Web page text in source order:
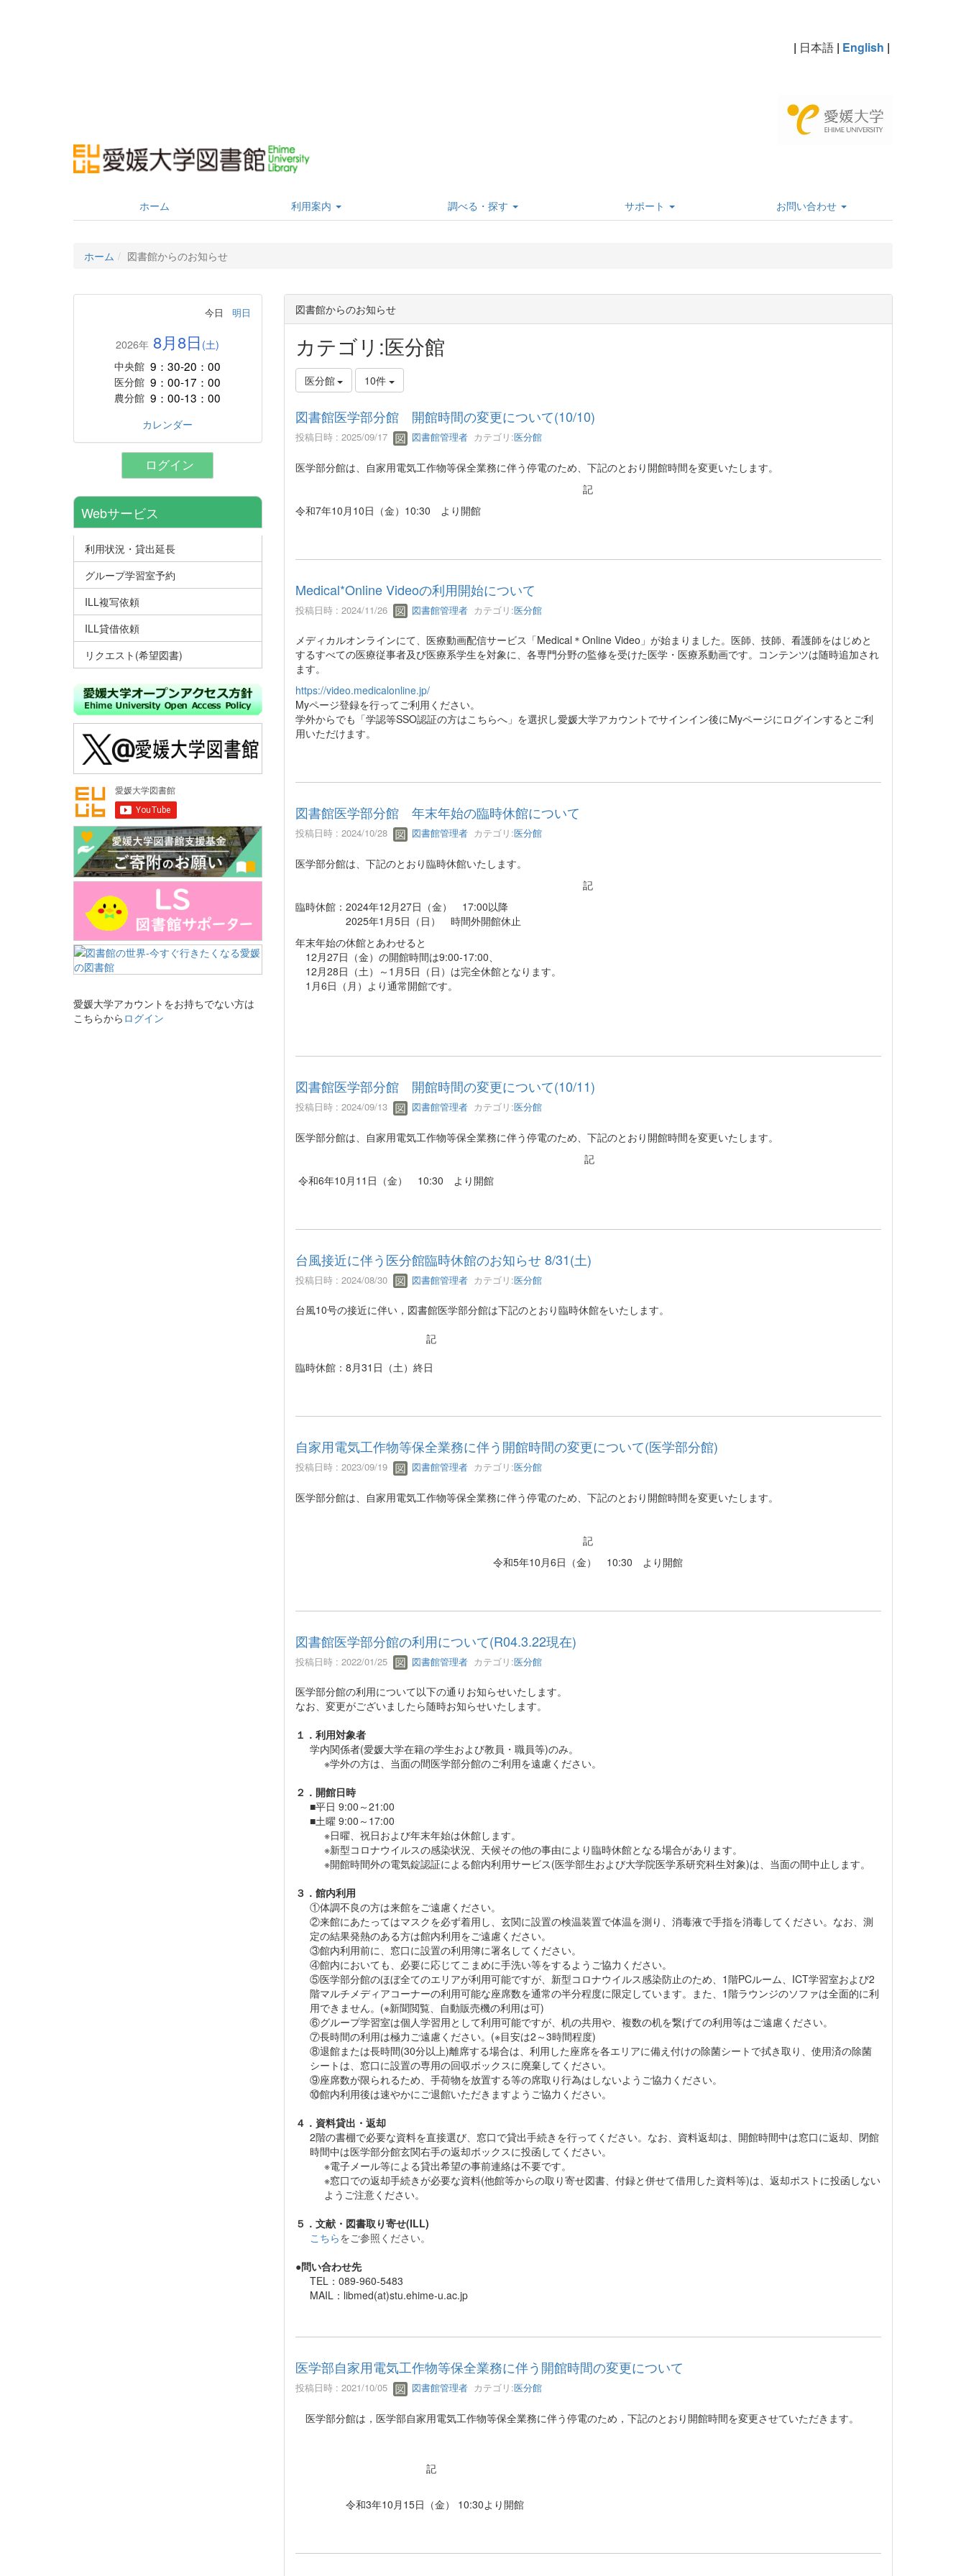
| 日本語 | English |
ホーム 利用案内 調べる・探す サポート お問い合わせ
ホーム 図書館からのお知らせ
図書館からのお知らせ
カテゴリ:医分館
医分館 10件
図書館医学部分館 開館時間の変更について(10/10)
投稿日時 : 2025/09/17 図書館管理者カテゴリ:医分館
医学部分館は、自家用電気工作物等保全業務に伴う停電のため、下記のとおり開館時間を変更いたします。
記
令和7年10月10日（金）10:30 より開館
Medical*Online Videoの利用開始について
投稿日時 : 2024/11/26 図書館管理者カテゴリ:医分館
メディカルオンラインにて、医療動画配信サービス「Medical＊Online Video」が始まりました。医師、技師、看護師をはじめと
するすべての医療従事者及び医療系学生を対象に、各専門分野の監修を受けた医学・医療系動画です。コンテンツは随時追加され
ます。
https://video.medicalonline.jp/
Myページ登録を行ってご利用ください。
学外からでも「学認等SSO認証の方はこちらへ」を選択し愛媛大学アカウントでサインイン後にMyページにログインするとご利
用いただけます。
図書館医学部分館 年末年始の臨時休館について
投稿日時 : 2024/10/28 図書館管理者カテゴリ:医分館
医学部分館は、下記のとおり臨時休館いたします。
記
臨時休館：2024年12月27日（金） 17:00以降
2025年1月5日（日） 時間外開館休止
年末年始の休館とあわせると
12月27日（金）の開館時間は9:00-17:00、
12月28日（土）～1月5日（日）は完全休館となります。
1月6日（月）より通常開館です。
図書館医学部分館 開館時間の変更について(10/11)
投稿日時 : 2024/09/13 図書館管理者カテゴリ:医分館
医学部分館は、自家用電気工作物等保全業務に伴う停電のため、下記のとおり開館時間を変更いたします。
記
令和6年10月11日（金） 10:30 より開館
台風接近に伴う医分館臨時休館のお知らせ 8/31(土)
投稿日時 : 2024/08/30 図書館管理者カテゴリ:医分館
台風10号の接近に伴い，図書館医学部分館は下記のとおり臨時休館をいたします。
記
臨時休館：8月31日（土）終日
自家用電気工作物等保全業務に伴う開館時間の変更について(医学部分館)
投稿日時 : 2023/09/19 図書館管理者カテゴリ:医分館
医学部分館は、自家用電気工作物等保全業務に伴う停電のため、下記のとおり開館時間を変更いたします。
記
令和5年10月6日（金） 10:30 より開館
図書館医学部分館の利用について(R04.3.22現在)
投稿日時 : 2022/01/25 図書館管理者カテゴリ:医分館
医学部分館の利用について以下の通りお知らせいたします。
なお、変更がございましたら随時お知らせいたします。
１．利用対象者
学内関係者(愛媛大学在籍の学生および教員・職員等)のみ。
※学外の方は、当面の間医学部分館のご利用を遠慮ください。
２．開館日時
■平日 9:00～21:00
■土曜 9:00～17:00
※日曜、祝日および年末年始は休館します。
※新型コロナウイルスの感染状況、天候その他の事由により臨時休館となる場合があります。
※開館時間外の電気錠認証による館内利用サービス(医学部生および大学院医学系研究科生対象)は、当面の間中止します。
３．館内利用
①体調不良の方は来館をご遠慮ください。
②来館にあたってはマスクを必ず着用し、玄関に設置の検温装置で体温を測り、消毒液で手指を消毒してください。なお、測
定の結果発熱のある方は館内利用をご遠慮ください。
③館内利用前に、窓口に設置の利用簿に署名してください。
④館内においても、必要に応じてこまめに手洗い等をするようご協力ください。
⑤医学部分館のほぼ全てのエリアが利用可能ですが、新型コロナウイルス感染防止のため、1階PCルーム、ICT学習室および2
階マルチメディアコーナーの利用可能な座席数を通常の半分程度に限定しています。また、1階ラウンジのソファは全面的に利
用できません。(※新聞閲覧、自動販売機の利用は可)
⑥グループ学習室は個人学習用として利用可能ですが、机の共用や、複数の机を繋げての利用等はご遠慮ください。
⑦長時間の利用は極力ご遠慮ください。(※目安は2～3時間程度)
⑧退館または長時間(30分以上)離席する場合は、利用した座席を各エリアに備え付けの除菌シートで拭き取り、使用済の除菌
シートは、窓口に設置の専用の回収ボックスに廃棄してください。
⑨座席数が限られるため、手荷物を放置する等の席取り行為はしないようご協力ください。
⑩館内利用後は速やかにご退館いただきますようご協力ください。
４．資料貸出・返却
2階の書棚で必要な資料を直接選び、窓口で貸出手続きを行ってください。なお、資料返却は、開館時間中は窓口に返却、閉館
時間中は医学部分館玄関右手の返却ボックスに投函してください。
※電子メール等による貸出希望の事前連絡は不要です。
※窓口での返却手続きが必要な資料(他館等からの取り寄せ図書、付録と併せて借用した資料等)は、返却ポストに投函しない
ようご注意ください。
５．文献・図書取り寄せ(ILL)
こちらをご参照ください。
●問い合わせ先
TEL：089-960-5483
MAIL：libmed(at)stu.ehime-u.ac.jp
医学部自家用電気工作物等保全業務に伴う開館時間の変更について
投稿日時 : 2021/10/05 図書館管理者カテゴリ:医分館
医学部分館は，医学部自家用電気工作物等保全業務に伴う停電のため，下記のとおり開館時間を変更させていただきます。
記
令和3年10月15日（金） 10:30より開館
今日 明日
2026年 8月8日 (土)
中央館 9：30-20：00
医分館 9：00-17：00
農分館 9：00-13：00
カレンダー
ログイン
Webサービス
利用状況・貸出延長
グループ学習室予約
ILL複写依頼
ILL貸借依頼
リクエスト(希望図書)
愛媛大学アカウントをお持ちでない方は
こちらから ログイン